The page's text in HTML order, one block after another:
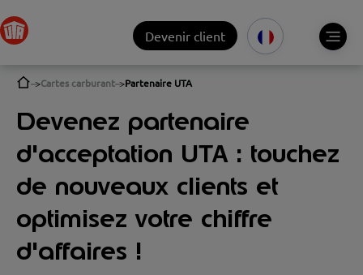
Devenir client
Cartes carburant Partenaire UTA
Devenez partenaire
d'acceptation UTA : touchez
de nouveaux clients et
optimisez votre chiffre
d'affaires !